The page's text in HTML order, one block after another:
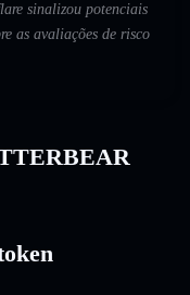
sinalizou potenciais
as avaliações de risco